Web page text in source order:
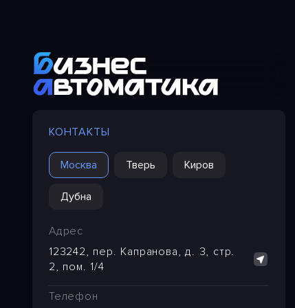
КОНТАКТЫ
Москва Тверь Киров
Дубна
Адрес
123242, пер. Капранова, д. 3, стр.
2, пом. 1/4
Телефон